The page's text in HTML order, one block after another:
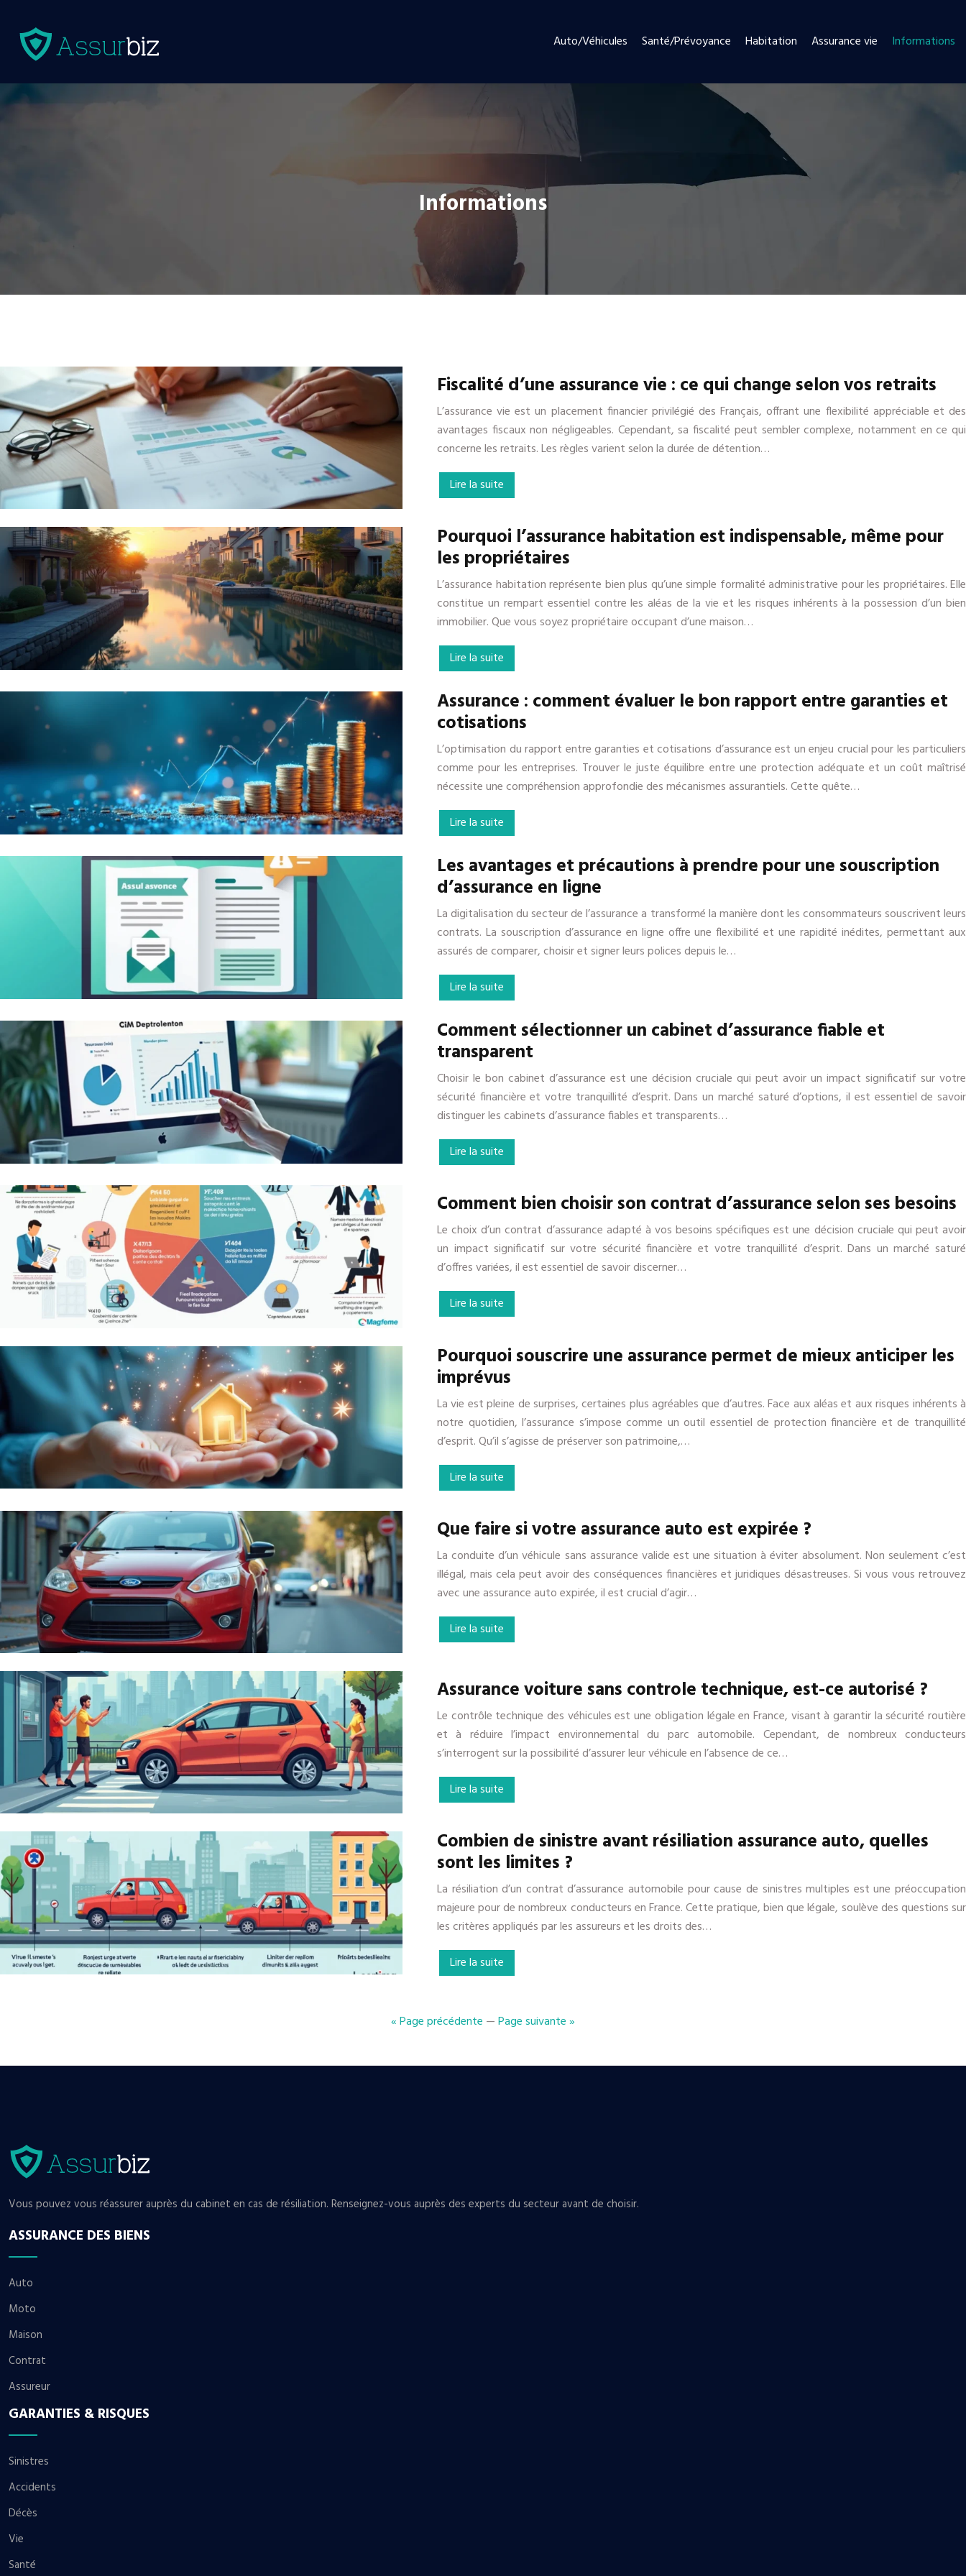
Auto/Véhicules Santé/Prévoyance Habitation Assurance vie Informations
Informations
Fiscalité d’une assurance vie : ce qui change selon vos retraits
L’assurance vie est un placement financier privilégié des Français, offrant une flexibilité appréciable et des
avantages fiscaux non négligeables. Cependant, sa fiscalité peut sembler complexe, notamment en ce qui
concerne les retraits. Les règles varient selon la durée de détention…
Lire la suite
Pourquoi l’assurance habitation est indispensable, même pour
les propriétaires
L’assurance habitation représente bien plus qu’une simple formalité administrative pour les propriétaires. Elle
constitue un rempart essentiel contre les aléas de la vie et les risques inhérents à la possession d’un bien
immobilier. Que vous soyez propriétaire occupant d’une maison…
Lire la suite
Assurance : comment évaluer le bon rapport entre garanties et
cotisations
L’optimisation du rapport entre garanties et cotisations d’assurance est un enjeu crucial pour les particuliers
comme pour les entreprises. Trouver le juste équilibre entre une protection adéquate et un coût maîtrisé
nécessite une compréhension approfondie des mécanismes assurantiels. Cette quête…
Lire la suite
Les avantages et précautions à prendre pour une souscription
d’assurance en ligne
La digitalisation du secteur de l’assurance a transformé la manière dont les consommateurs souscrivent leurs
contrats. La souscription d’assurance en ligne offre une flexibilité et une rapidité inédites, permettant aux
assurés de comparer, choisir et signer leurs polices depuis le…
Lire la suite
Comment sélectionner un cabinet d’assurance fiable et
transparent
Choisir le bon cabinet d’assurance est une décision cruciale qui peut avoir un impact significatif sur votre
sécurité financière et votre tranquillité d’esprit. Dans un marché saturé d’options, il est essentiel de savoir
distinguer les cabinets d’assurance fiables et transparents…
Lire la suite
Comment bien choisir son contrat d’assurance selon ses besoins
Le choix d’un contrat d’assurance adapté à vos besoins spécifiques est une décision cruciale qui peut avoir
un impact significatif sur votre sécurité financière et votre tranquillité d’esprit. Dans un marché saturé
d’offres variées, il est essentiel de savoir discerner…
Lire la suite
Pourquoi souscrire une assurance permet de mieux anticiper les
imprévus
La vie est pleine de surprises, certaines plus agréables que d’autres. Face aux aléas et aux risques inhérents à
notre quotidien, l’assurance s’impose comme un outil essentiel de protection financière et de tranquillité
d’esprit. Qu’il s’agisse de préserver son patrimoine,…
Lire la suite
Que faire si votre assurance auto est expirée ?
La conduite d’un véhicule sans assurance valide est une situation à éviter absolument. Non seulement c’est
illégal, mais cela peut avoir des conséquences financières et juridiques désastreuses. Si vous vous retrouvez
avec une assurance auto expirée, il est crucial d’agir…
Lire la suite
Assurance voiture sans controle technique, est-ce autorisé ?
Le contrôle technique des véhicules est une obligation légale en France, visant à garantir la sécurité routière
et à réduire l’impact environnemental du parc automobile. Cependant, de nombreux conducteurs
s’interrogent sur la possibilité d’assurer leur véhicule en l’absence de ce…
Lire la suite
Combien de sinistre avant résiliation assurance auto, quelles
sont les limites ?
La résiliation d’un contrat d’assurance automobile pour cause de sinistres multiples est une préoccupation
majeure pour de nombreux conducteurs en France. Cette pratique, bien que légale, soulève des questions sur
les critères appliqués par les assureurs et les droits des…
Lire la suite
« Page précédente —Page suivante »
Vous pouvez vous réassurer auprès du cabinet en cas de résiliation. Renseignez-vous auprès des experts du secteur avant de choisir.
ASSURANCE DES BIENS
Auto
Moto
Maison
Contrat
Assureur
GARANTIES & RISQUES
Sinistres
Accidents
Décès
Vie
Santé